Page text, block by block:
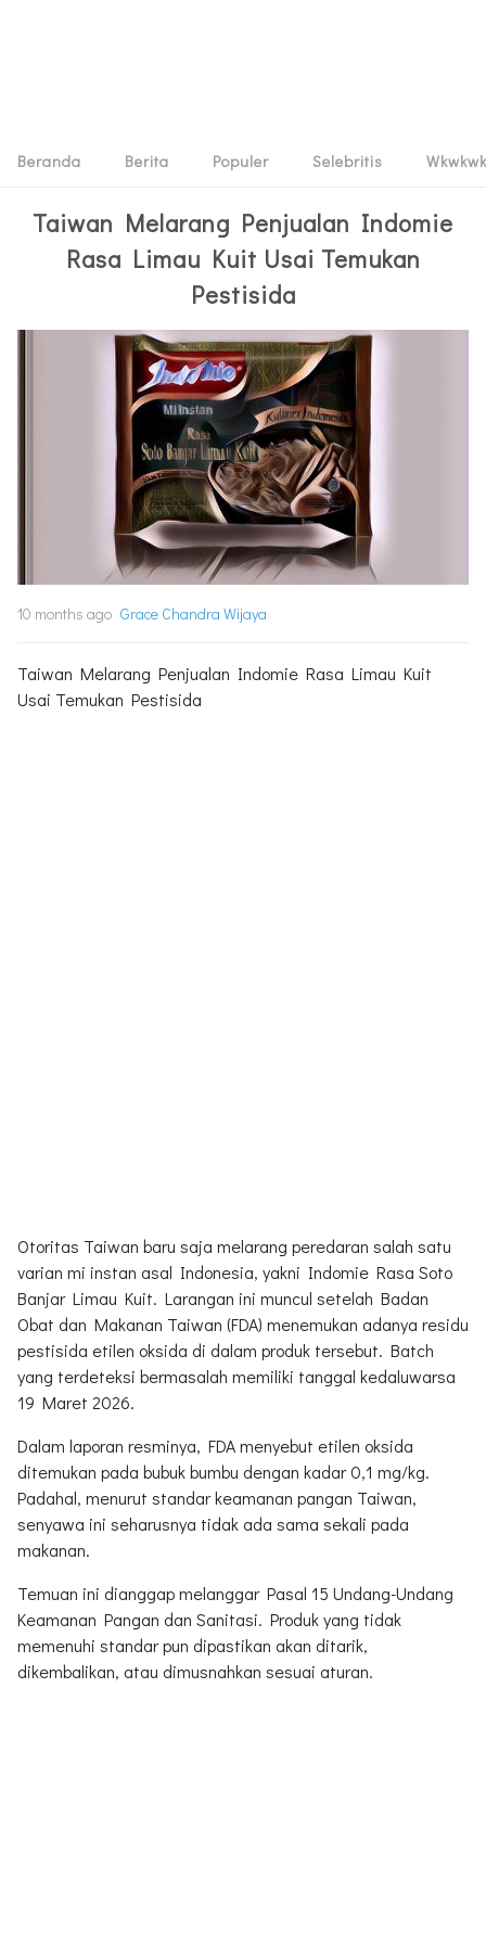
Beranda Berita Populer Selebritis Wkwkwk
Taiwan Melarang Penjualan Indomie
Rasa Limau Kuit Usai Temukan
Pestisida
10 months ago Grace Chandra Wijaya
Taiwan Melarang Penjualan Indomie Rasa Limau Kuit
Usai Temukan Pestisida
Otoritas Taiwan baru saja melarang peredaran salah satu
varian mi instan asal Indonesia, yakni Indomie Rasa Soto
Banjar Limau Kuit. Larangan ini muncul setelah Badan
Obat dan Makanan Taiwan (FDA) menemukan adanya residu
pestisida etilen oksida di dalam produk tersebut. Batch
yang terdeteksi bermasalah memiliki tanggal kedaluwarsa
19 Maret 2026.
Dalam laporan resminya, FDA menyebut etilen oksida
ditemukan pada bubuk bumbu dengan kadar 0,1 mg/kg.
Padahal, menurut standar keamanan pangan Taiwan,
senyawa ini seharusnya tidak ada sama sekali pada
makanan.
Temuan ini dianggap melanggar Pasal 15 Undang-Undang
Keamanan Pangan dan Sanitasi. Produk yang tidak
memenuhi standar pun dipastikan akan ditarik,
dikembalikan, atau dimusnahkan sesuai aturan.